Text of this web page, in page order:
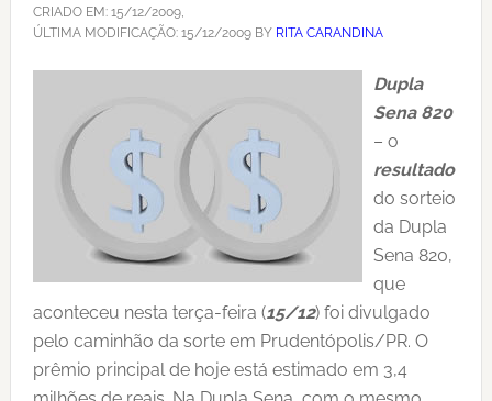
CRIADO EM: 15/12/2009,
ÚLTIMA MODIFICAÇÃO: 15/12/2009BY RITA CARANDINA
Dupla
Sena 820
– o
resultado
do sorteio
da Dupla
Sena 820,
que
aconteceu nesta terça-feira (15/12) foi divulgado
pelo caminhão da sorte em Prudentópolis/PR. O
prêmio principal de hoje está estimado em 3,4